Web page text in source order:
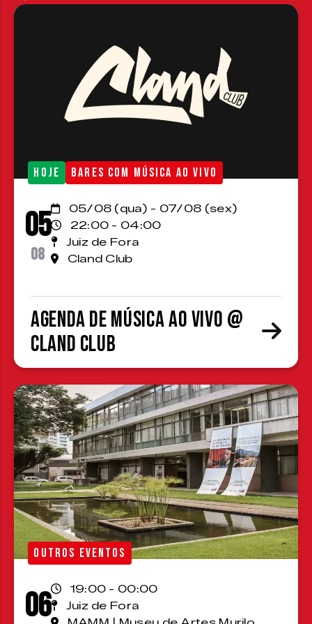
HOJE BARES COM MÚSICA AO VIVO
05
08
05/08 (qua) - 07/08 (sex)
22:00 - 04:00
Juiz de Fora
Cland Club
Agenda de Música ao Vivo @
Cland Club
OUTROS EVENTOS
06
19:00 - 00:00
Juiz de Fora